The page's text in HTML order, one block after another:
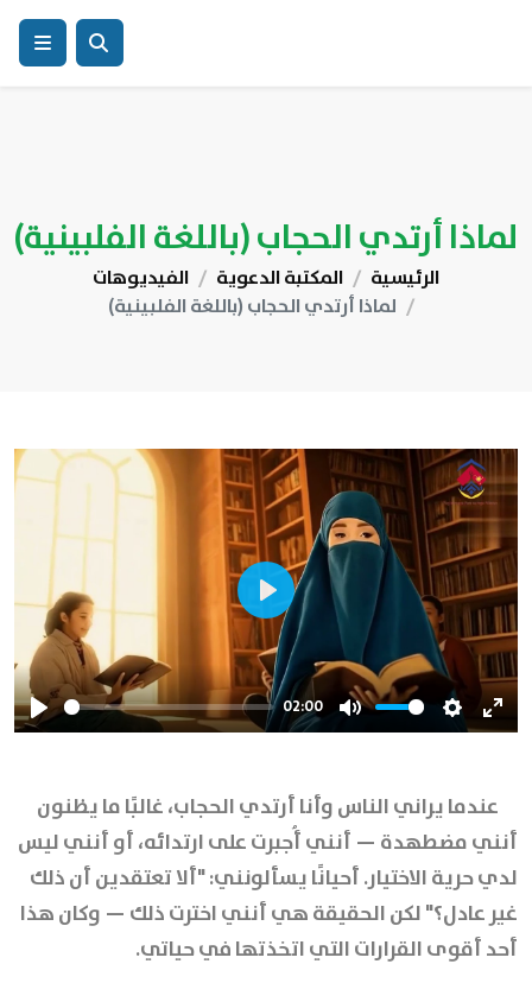
لماذا أرتدي الحجاب (باللغة الفلبينية)
الرئيسية المكتبة الدعوية
الفيديوهات
لماذا أرتدي الحجاب (باللغة الفلبينية)
Play
02:00
Mute Settings
Play
عندما يراني الناس وأنا أرتدي الحجاب، غالبًا ما يظنون
أنني مضطهدة — أنني أُجبرت على ارتدائه، أو أنني ليس
لدي حرية الاختيار. أحيانًا يسألونني: "ألا تعتقدين أن ذلك
غير عادل؟" لكن الحقيقة هي أنني اخترت ذلك — وكان هذا
أحد أقوى القرارات التي اتخذتها في حياتي.